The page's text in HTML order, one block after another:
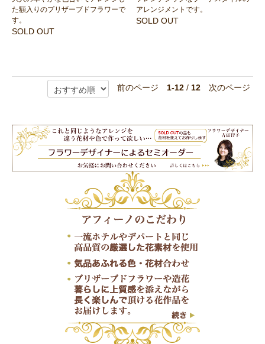
た額入りのプリザーブドフラワーで
す。
SOLD OUT
アレンジメントです。
SOLD OUT
前のページ 1-12 / 12 次のページ